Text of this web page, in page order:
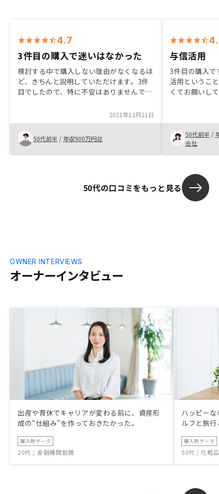
4.7
3件目の購入で迷いはなかった
検討する中で購入しない理由がなくなるほ
ど、きちんと説明していただけます。3件
目でしたので、特に不安はありませんでし
ているので、その選択に迷うことはありま
した。
2021年12月21日
50代前半 / 年収900万円台
与信活用
3件目の購入
活用というこ
くてお願いし
外の物件を紹
い中、納得い
で良かった。
で一番良いか
良い担当に
は空室が出た
が必要と聞い
50代前半 /
会社
50代の口コミをもっと見る
オーナーインタビュー
OWNER INTERVIEWS
出産や育休でキャリアが変わる前に、資産形
成の“仕組み”を作っておきたかった。
購入時データ
20代 / 金融機関勤務
ハッピー
ルフと旅
購入時データ
50代 / 化粧